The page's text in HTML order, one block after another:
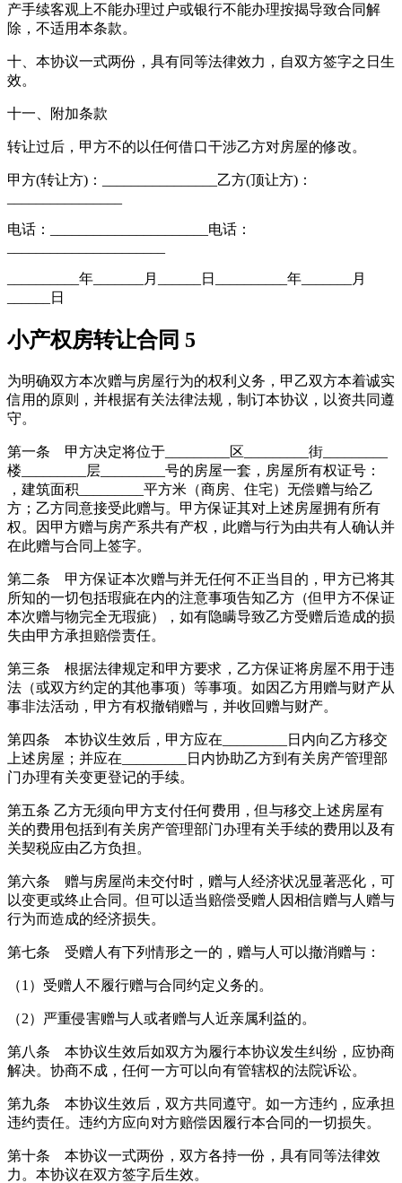
产手续客观上不能办理过户或银行不能办理按揭导致合同解
除，不适用本条款。
十、本协议一式两份，具有同等法律效力，自双方签字之日生
效。
十一、附加条款
转让过后，甲方不的以任何借口干涉乙方对房屋的修改。
甲方(转让方)：________________乙方(顶让方)：
电话：______________________电话：
__________年_______月______日__________年_______月
______日
小产权房转让合同 5
为明确双方本次赠与房屋行为的权利义务，甲乙双方本着诚实
信用的原则，并根据有关法律法规，制订本协议，以资共同遵
守。
第一条 甲方决定将位于_________区_________街_________
楼_________层_________号的房屋一套，房屋所有权证号：
，建筑面积_________平方米（商房、住宅）无偿赠与给乙
方；乙方同意接受此赠与。甲方保证其对上述房屋拥有所有
权。因甲方赠与房产系共有产权，此赠与行为由共有人确认并
在此赠与合同上签字。
第二条 甲方保证本次赠与并无任何不正当目的，甲方已将其
所知的一切包括瑕疵在内的注意事项告知乙方（但甲方不保证
本次赠与物完全无瑕疵），如有隐瞒导致乙方受赠后造成的损
失由甲方承担赔偿责任。
第三条 根据法律规定和甲方要求，乙方保证将房屋不用于违
法（或双方约定的其他事项）等事项。如因乙方用赠与财产从
事非法活动，甲方有权撤销赠与，并收回赠与财产。
第四条 本协议生效后，甲方应在_________日内向乙方移交
上述房屋；并应在_________日内协助乙方到有关房产管理部
门办理有关变更登记的手续。
第五条 乙方无须向甲方支付任何费用，但与移交上述房屋有
关的费用包括到有关房产管理部门办理有关手续的费用以及有
关契税应由乙方负担。
第六条 赠与房屋尚未交付时，赠与人经济状况显著恶化，可
以变更或终止合同。但可以适当赔偿受赠人因相信赠与人赠与
行为而造成的经济损失。
第七条 受赠人有下列情形之一的，赠与人可以撤消赠与：
（1）受赠人不履行赠与合同约定义务的。
（2）严重侵害赠与人或者赠与人近亲属利益的。
第八条 本协议生效后如双方为履行本协议发生纠纷，应协商
解决。协商不成，任何一方可以向有管辖权的法院诉讼。
第九条 本协议生效后，双方共同遵守。如一方违约，应承担
违约责任。违约方应向对方赔偿因履行本合同的一切损失。
第十条 本协议一式两份，双方各持一份，具有同等法律效
力。本协议在双方签字后生效。